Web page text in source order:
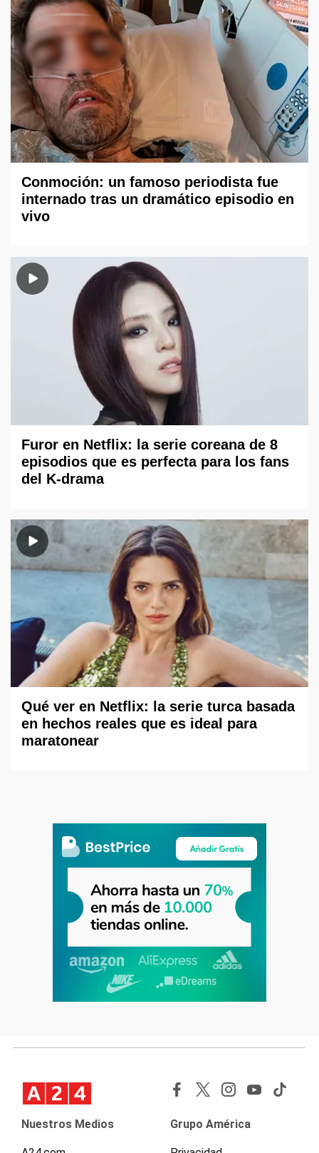
Conmoción: un famoso periodista fue
internado tras un dramático episodio en
vivo
Furor en Netflix: la serie coreana de 8
episodios que es perfecta para los fans
del K-drama
Qué ver en Netflix: la serie turca basada
en hechos reales que es ideal para
maratonear
Nuestros Medios Grupo América